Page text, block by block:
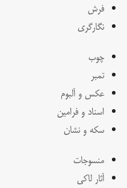
فرش
نگارگری
چوب
تمبر
عکس و آلبوم
اسناد و فرامین
سکه و نشان
منسوجات
آثار لاکی